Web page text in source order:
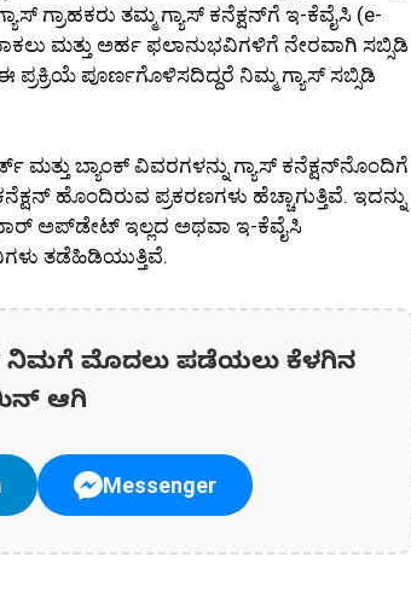
ಗ್ರಾಹಕರು ತಮ್ಮ ಗ್ಯಾಸ್ ಕನೆಕ್ಷನ್‌ಗೆ ಇ-ಕೆವೈಸಿ (e-
ಮತ್ತು ಅರ್ಹ ಫಲಾನುಭವಿಗಳಿಗೆ ನೇರವಾಗಿ ಸಬ್ಸಿಡಿ
ಪೂರ್ಣಗೊಳಿಸದಿದ್ದರೆ ನಿಮ್ಮ ಗ್ಯಾಸ್ ಸಬ್ಸಿಡಿ
ಮತ್ತು ಬ್ಯಾಂಕ್ ವಿವರಗಳನ್ನು ಗ್ಯಾಸ್ ಕನೆಕ್ಷನ್‌ನೊಂದಿಗೆ
ಹೊಂದಿರುವ ಪ್ರಕರಣಗಳು ಹೆಚ್ಚಾಗುತ್ತಿವೆ. ಇದನ್ನು
ಅಪ್‌ಡೇಟ್ ಇಲ್ಲದ ಅಥವಾ ಇ-ಕೆವೈಸಿ
ತಡೆಹಿಡಿಯುತ್ತಿವೆ.
ಮೊದಲು ಪಡೆಯಲು ಕೆಳಗಿನ
ಆಗಿ
Messenger